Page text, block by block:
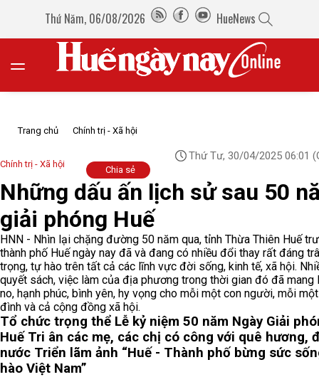
Thứ Năm, 06/08/2026 HueNews
Trang chủ Chính trị - Xã hội
Chính trị - Xã hội
Thứ Tư, 30/04/2025 06:01
Chia sẻ
Những dấu ấn lịch sử sau 50
giải phóng Huế
HNN - Nhìn lại chặng đường 50 năm qua, tỉnh Thừa Thiên Huế
thành phố Huế ngày nay đã và đang có nhiều đổi thay rất đáng
trọng, tự hào trên tất cả các lĩnh vực đời sống, kinh tế, xã hội.
quyết sách, việc làm của địa phương trong thời gian đó đã mang
no, hạnh phúc, bình yên, hy vọng cho mỗi một con người, mỗi
đình và cả cộng đồng xã hội.
Tổ chức trọng thể Lễ kỷ niệm 50 năm Ngày Giải
Huế Tri ân các mẹ, các chị có công với quê hương,
nước Triển lãm ảnh “Huế - Thành phố bừng sức
hào Việt Nam”